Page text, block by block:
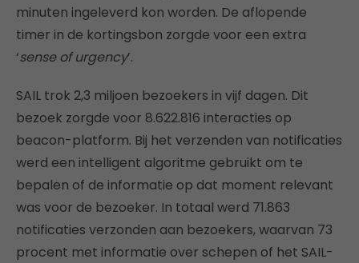
minuten ingeleverd kon worden. De aflopende
timer in de kortingsbon zorgde voor een extra
‘sense of urgency’.
SAIL trok 2,3 miljoen bezoekers in vijf dagen. Dit
bezoek zorgde voor 8.622.816 interacties op
beacon-platform. Bij het verzenden van notificaties
werd een intelligent algoritme gebruikt om te
bepalen of de informatie op dat moment relevant
was voor de bezoeker. In totaal werd 71.863
notificaties verzonden aan bezoekers, waarvan 73
procent met informatie over schepen of het SAIL-